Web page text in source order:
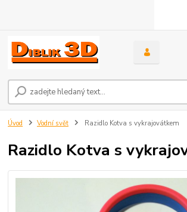
Úvod Vodní svět Razidlo Kotva s vykrajovátkem
Razidlo Kotva s